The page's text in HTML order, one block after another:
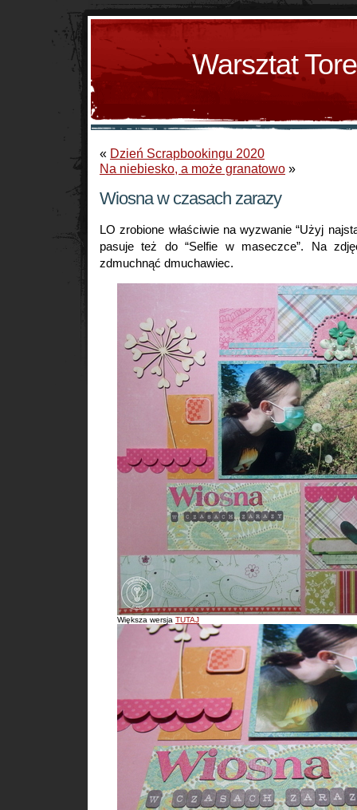
Warsztat
« Dzień Scrapbookingu 2020
Na niebiesko, a może granatowo »
Wiosna w czasach zarazy
LO zrobione właściwie na wyzwanie “Użyj
pasuje też do “Selfie w maseczce”. Na
zdmuchnąć dmuchawiec.
Większa wersja TUTAJ